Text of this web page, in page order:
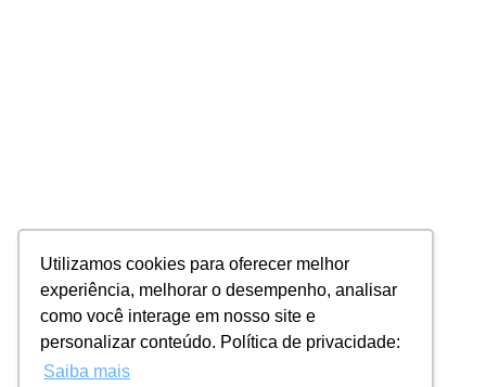
Utilizamos cookies para oferecer melhor
experiência, melhorar o desempenho, analisar
como você interage em nosso site e
personalizar conteúdo. Política de privacidade:
Saiba mais